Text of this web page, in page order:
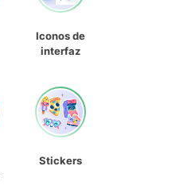
Iconos de
interfaz
Stickers